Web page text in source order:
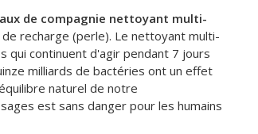
de compagnie nettoyant multi-
recharge (perle). Le nettoyant multi-
qui continuent d'agir pendant 7 jours
milliards de bactéries ont un effet
naturel de notre
est sans danger pour les humains